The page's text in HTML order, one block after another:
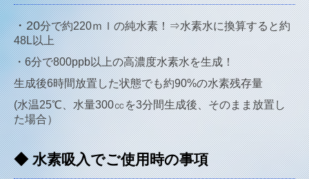
・20分で約220ｍｌの純水素！⇒水素水に換算すると約
48L以上
・6分で800ppb以上の高濃度水素水を生成！
生成後6時間放置した状態でも約90%の水素残存量
(水温25℃、水量300㏄を3分間生成後、そのまま放置し
た場合）
◆ 水素吸入でご使用時の事項